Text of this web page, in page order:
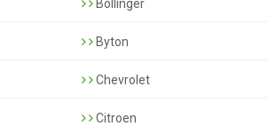
Bollinger
Byton
Chevrolet
Citroen